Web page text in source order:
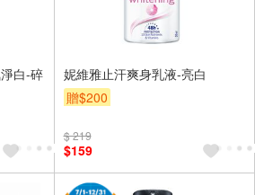
白-碎
妮維雅止汗爽身乳液-亮白
贈$200
$ 219
$159